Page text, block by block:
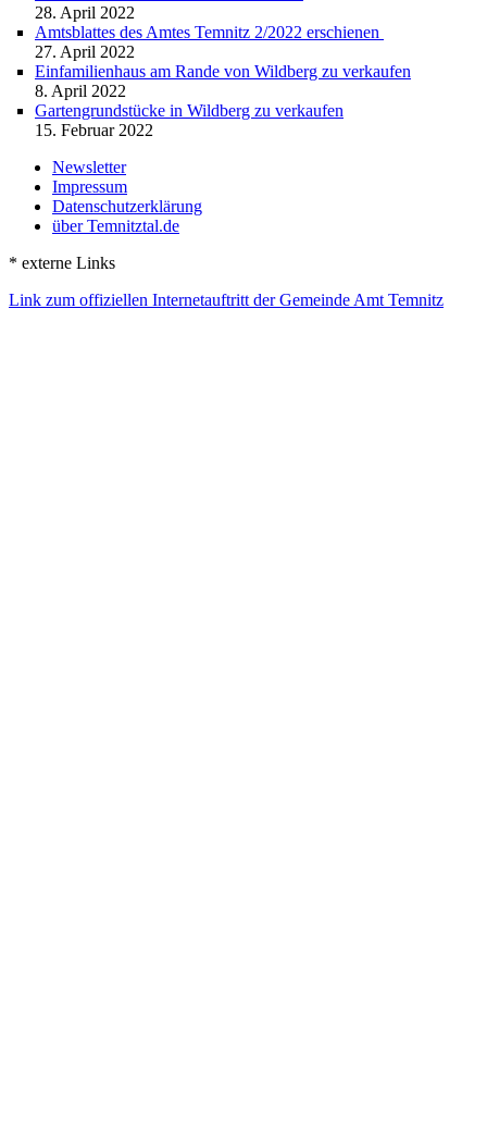
28. April 2022
Amtsblattes des Amtes Temnitz 2/2022 erschienen
27. April 2022
Einfamilienhaus am Rande von Wildberg zu verkaufen
8. April 2022
Gartengrundstücke in Wildberg zu verkaufen
15. Februar 2022
Newsletter
Impressum
Datenschutzerklärung
über Temnitztal.de
* externe Links
Link zum offiziellen Internetauftritt der Gemeinde Amt Temnitz